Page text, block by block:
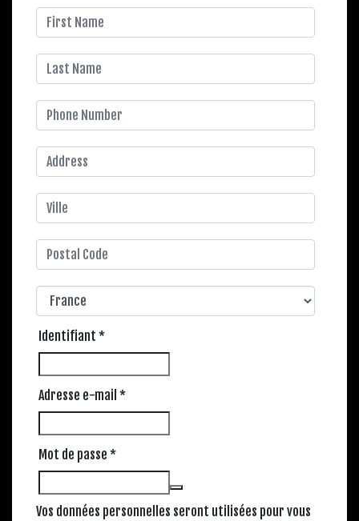
Identifiant *Obligatoire
Adresse e-mail *Obligatoire
Mot de passe *Obligatoire
Vos données personnelles seront utilisées pour vous